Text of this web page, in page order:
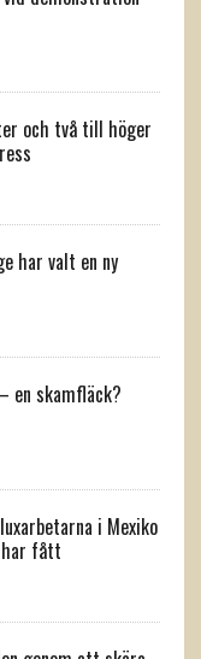
och två till höger
har valt en ny
en skamfläck?
i Mexiko
har fått